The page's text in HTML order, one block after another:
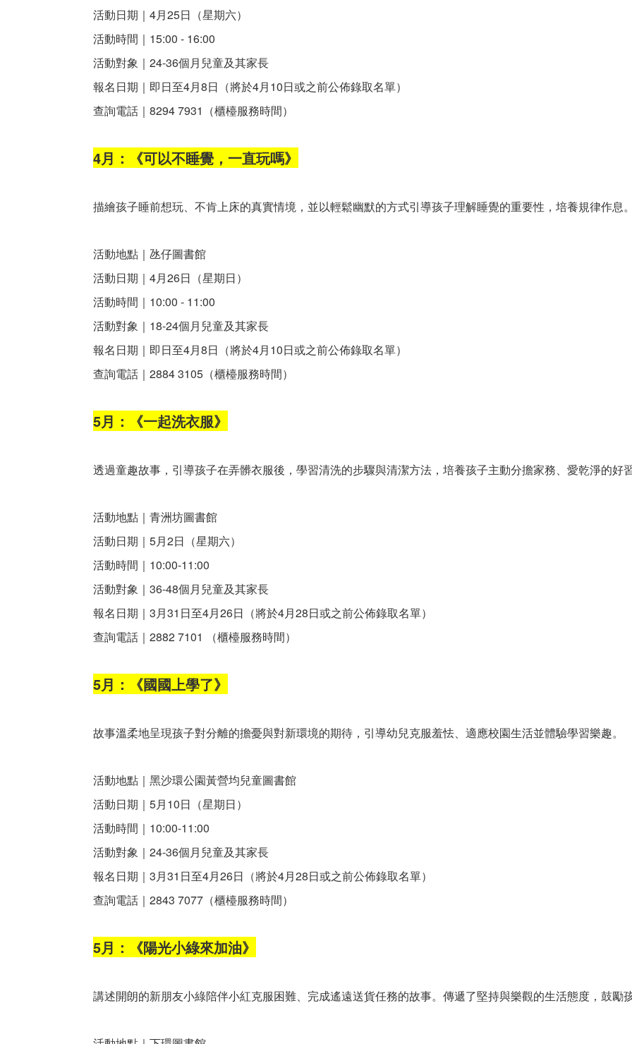
活動日期｜4月25日（星期六）
活動時間｜15:00 - 16:00
活動對象｜24-36個月兒童及其家長
報名日期｜即日至4月8日（將於4月10日或之前公佈錄取名單）
查詢電話｜8294 7931（櫃檯服務時間）
4月：《可以不睡覺，一直玩嗎》
描繪孩子睡前想玩、不肯上床的真實情境，並以輕鬆幽默的方式引導孩子理解睡覺的重要性，培養規律作息
活動地點｜氹仔圖書館
活動日期｜4月26日（星期日）
活動時間｜10:00 - 11:00
活動對象｜18-24個月兒童及其家長
報名日期｜即日至4月8日（將於4月10日或之前公佈錄取名單）
查詢電話｜2884 3105（櫃檯服務時間）
5月：《一起洗衣服》
透過童趣故事，引導孩子在弄髒衣服後，學習清洗的步驟與清潔方法，培養孩子主動分擔家務、愛乾淨的好
活動地點｜青洲坊圖書館
活動日期｜5月2日（星期六）
活動時間｜10:00-11:00
活動對象｜36-48個月兒童及其家長
報名日期｜3月31日至4月26日（將於4月28日或之前公佈錄取名單）
查詢電話｜2882 7101 （櫃檯服務時間）
5月：《國國上學了》
故事溫柔地呈現孩子對分離的擔憂與對新環境的期待，引導幼兒克服羞怯、適應校園生活並體驗學習樂趣。
活動地點｜黑沙環公園黃營均兒童圖書館
活動日期｜5月10日（星期日）
活動時間｜10:00-11:00
活動對象｜24-36個月兒童及其家長
報名日期｜3月31日至4月26日（將於4月28日或之前公佈錄取名單）
查詢電話｜2843 7077（櫃檯服務時間）
5月：《陽光小綠來加油》
講述開朗的新朋友小綠陪伴小紅克服困難、完成遙遠送貨任務的故事。傳遞了堅持與樂觀的生活態度，鼓勵